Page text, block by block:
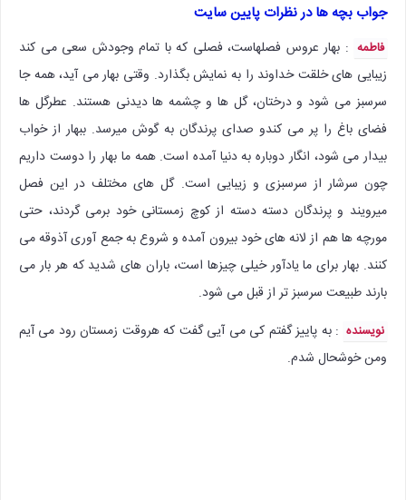
جواب بچه ها در نظرات پایین سایت
فاطمه : بهار عروس فصلهاست، فصلی که با تمام وجودش سعی می کند
زیبایی های خلقت خداوند را به نمایش بگذارد. وقتی بهار می آید، همه جا
سرسبز می شود و درختان، گل ها و چشمه ها دیدنی هستند. عطرگل ها
فضای باغ را پر می کندو صدای پرندگان به گوش میرسد. ببهار از خواب
بیدار می شود، انگار دوباره به دنیا آمده است. همه ما بهار را دوست داریم
چون سرشار از سرسبزی و زیبایی است. گل های مختلف در این فصل
میرویند و پرندگان دسته دسته از کوچ زمستانی خود برمی گردند، حتی
مورچه ها هم از لانه های خود بیرون آمده و شروع به جمع آوری آذوقه می
کنند. بهار برای ما یادآور خیلی چیزها است، باران های شدید که هر بار می
بارند طبیعت سرسبز تر از قبل می شود.
نویسنده : به پاییز گفتم کی می آیی گفت که هروقت زمستان رود می آیم
ومن خوشحال شدم.